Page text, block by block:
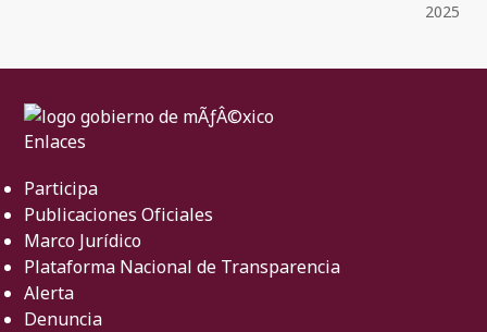
2025
Enlaces
Participa
Publicaciones Oficiales
Marco Jurídico
Plataforma Nacional de Transparencia
Alerta
Denuncia